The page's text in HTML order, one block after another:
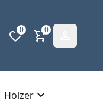
0 0
Hölzer